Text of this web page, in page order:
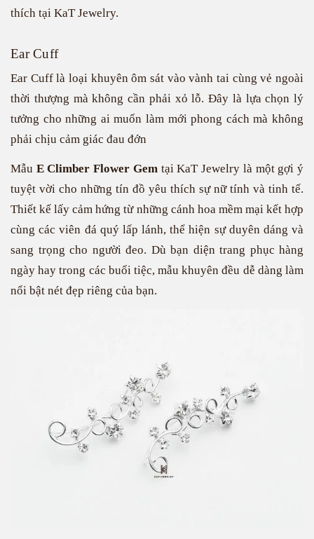
thích tại KaT Jewelry.
Ear Cuff
Ear Cuff là loại khuyên ôm sát vào vành tai cùng vẻ ngoài
thời thượng mà không cần phải xỏ lỗ. Đây là lựa chọn lý
tưởng cho những ai muốn làm mới phong cách mà không
phải chịu cảm giác đau đớn
Mẫu E Climber Flower Gem tại KaT Jewelry là một gợi ý
tuyệt vời cho những tín đồ yêu thích sự nữ tính và tinh tế.
Thiết kế lấy cảm hứng từ những cánh hoa mềm mại kết hợp
cùng các viên đá quý lấp lánh, thể hiện sự duyên dáng và
sang trọng cho người đeo. Dù bạn diện trang phục hàng
ngày hay trong các buổi tiệc, mẫu khuyên đều dễ dàng làm
nổi bật nét đẹp riêng của bạn.